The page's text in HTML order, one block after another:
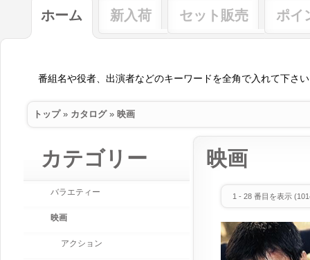
ホーム 新入荷 セット販売 ポイ
トップ» カタログ» 映画
映画
1 - 28 番目を表示 (
カテゴリー
バラエティー
映画
アクション